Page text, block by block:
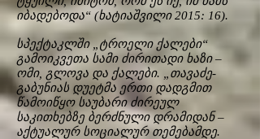
იბადებოდა“ (ხატიაშვილი 2015: 16).
სპექტაკლში „ტროელი ქალები“
გამოიკვეთა სამი ძირითადი ხაზი –
ომი, გლოვა და ქალები. „თავაძე-
გაბუნიას დუეტმა ერთი დადგმით
წამოიწყო საუბარი ძირეულ
საკითხებზე ბერძნული დრამიდან –
აქტუალურ სოციალურ თემებამდე.